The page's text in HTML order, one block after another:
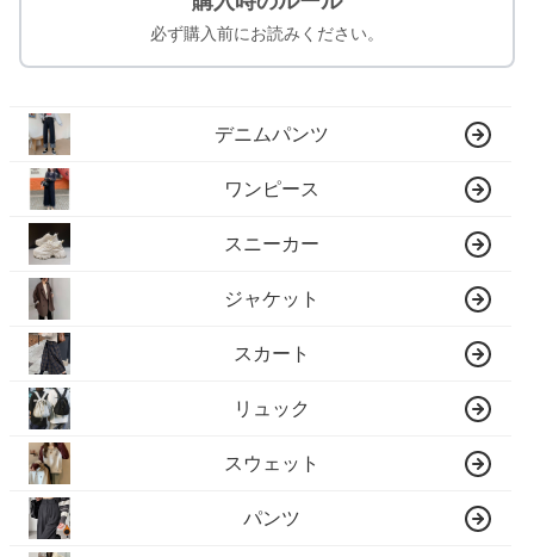
必ず購入前にお読みください。
デニムパンツ
ワンピース
スニーカー
ジャケット
スカート
リュック
スウェット
パンツ